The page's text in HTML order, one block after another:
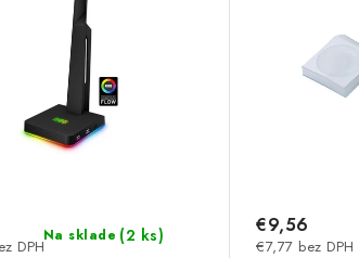
Na sklade (2 ks)
DPH €7,77 bez DPH
€9,56